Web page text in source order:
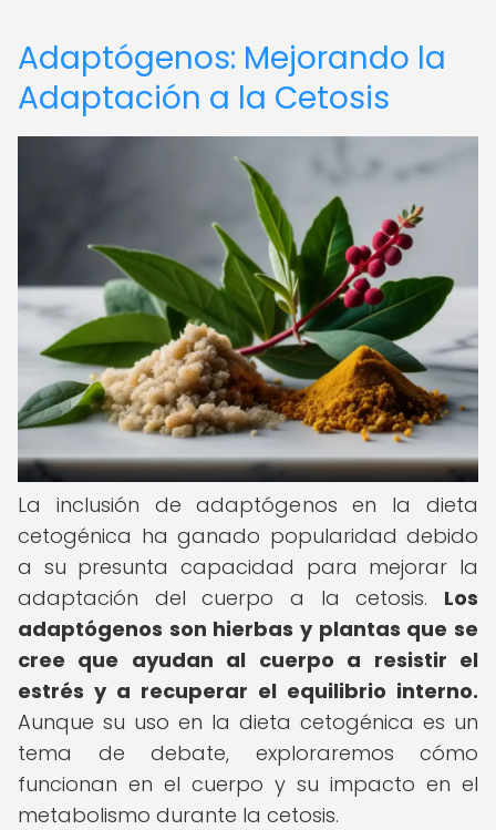
Adaptógenos: Mejorando la
Adaptación a la Cetosis
La inclusión de adaptógenos en la dieta
cetogénica ha ganado popularidad debido
a su presunta capacidad para mejorar la
adaptación del cuerpo a la cetosis. Los
adaptógenos son hierbas y plantas que se
cree que ayudan al cuerpo a resistir el
estrés y a recuperar el equilibrio interno.
Aunque su uso en la dieta cetogénica es un
tema de debate, exploraremos cómo
funcionan en el cuerpo y su impacto en el
metabolismo durante la cetosis.